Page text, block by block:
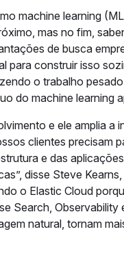
machine learning
mas no fim,
de busca
construir isso
o trabalho
do machine learning
e ele amplia
clientes precisam
e das
disse Steve
o Elastic Cloud
Search,
natural, tornam